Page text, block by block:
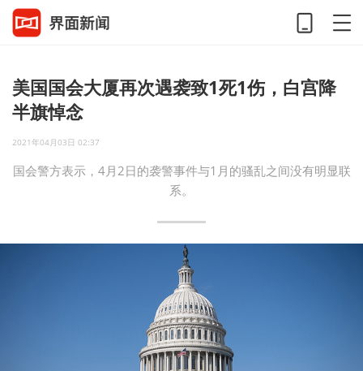
美国国会大厦再次遇袭致1死1伤，白宫降
半旗悼念
2021年04月03日 02:37
国会警方表示，4月2日的袭警事件与1月的骚乱之间没有明显联
系。